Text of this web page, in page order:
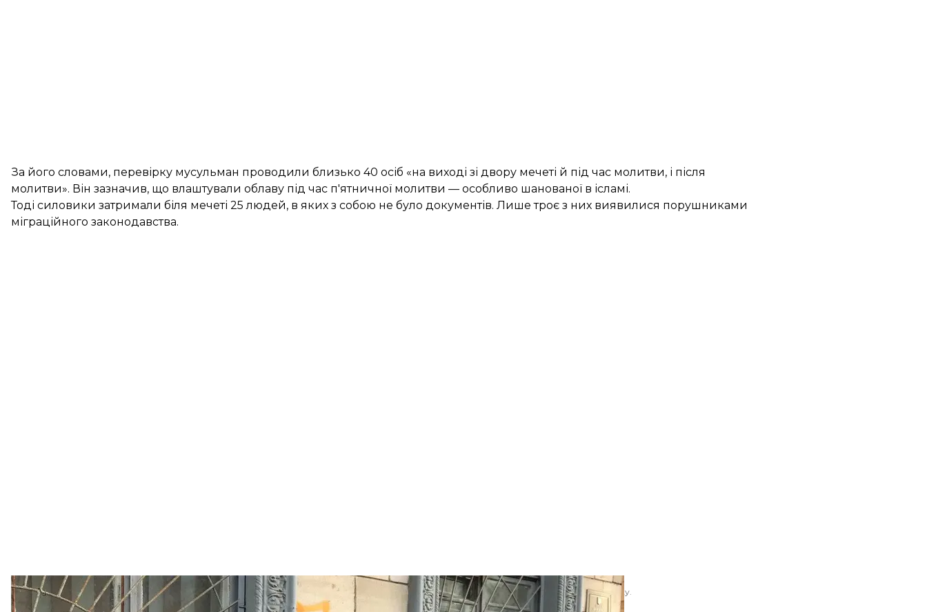
За його словами, перевірку мусульман проводили близько 40 осіб «на виході зі двору мечеті й під час молитви, і після
молитви». Він зазначив, що влаштували облаву під час п'ятничної молитви — особливо шанованої в ісламі.
Тоді силовики затримали біля мечеті 25 людей, в яких з собою не було документів. Лише троє з них виявилися порушниками
міграційного законодавства.
Акція протесту мусульманської спільноти під будівлею Державної міграційної служби у Києві. 7 лютого 2020 року.